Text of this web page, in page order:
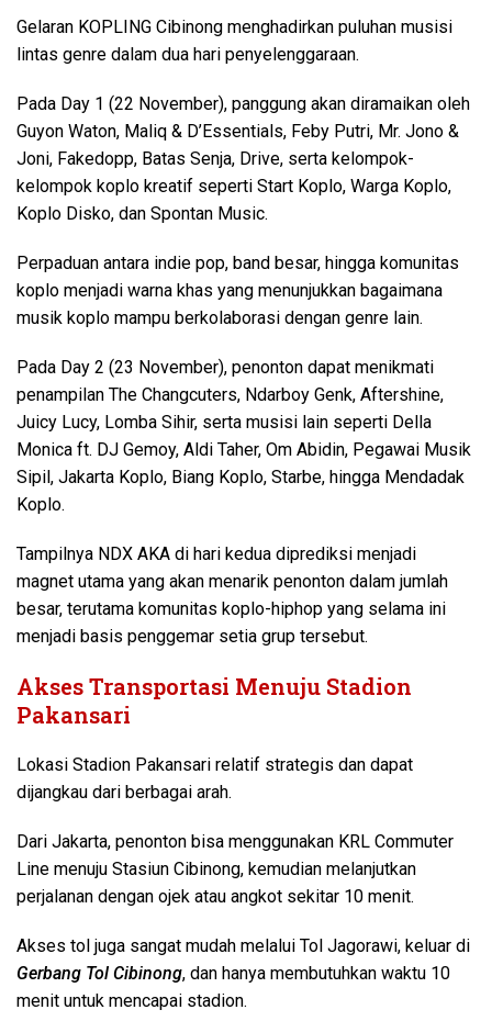
Gelaran KOPLING Cibinong menghadirkan puluhan musisi
lintas genre dalam dua hari penyelenggaraan.
Pada Day 1 (22 November), panggung akan diramaikan oleh
Guyon Waton, Maliq & D’Essentials, Feby Putri, Mr. Jono &
Joni, Fakedopp, Batas Senja, Drive, serta kelompok-
kelompok koplo kreatif seperti Start Koplo, Warga Koplo,
Koplo Disko, dan Spontan Music.
Perpaduan antara indie pop, band besar, hingga komunitas
koplo menjadi warna khas yang menunjukkan bagaimana
musik koplo mampu berkolaborasi dengan genre lain.
Pada Day 2 (23 November), penonton dapat menikmati
penampilan The Changcuters, Ndarboy Genk, Aftershine,
Juicy Lucy, Lomba Sihir, serta musisi lain seperti Della
Monica ft. DJ Gemoy, Aldi Taher, Om Abidin, Pegawai Musik
Sipil, Jakarta Koplo, Biang Koplo, Starbe, hingga Mendadak
Koplo.
Tampilnya NDX AKA di hari kedua diprediksi menjadi
magnet utama yang akan menarik penonton dalam jumlah
besar, terutama komunitas koplo-hiphop yang selama ini
menjadi basis penggemar setia grup tersebut.
Akses Transportasi Menuju Stadion
Pakansari
Lokasi Stadion Pakansari relatif strategis dan dapat
dijangkau dari berbagai arah.
Dari Jakarta, penonton bisa menggunakan KRL Commuter
Line menuju Stasiun Cibinong, kemudian melanjutkan
perjalanan dengan ojek atau angkot sekitar 10 menit.
Akses tol juga sangat mudah melalui Tol Jagorawi, keluar di
Gerbang Tol Cibinong, dan hanya membutuhkan waktu 10
menit untuk mencapai stadion.